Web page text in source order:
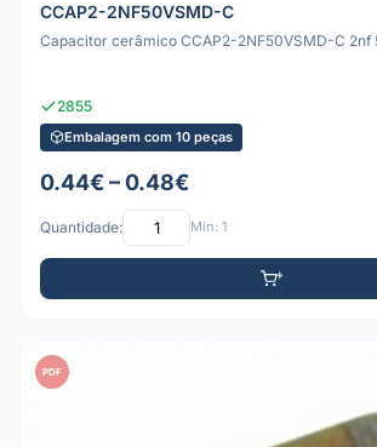
CCAP2-2NF50VSMD-C
Capacitor cerâmico CCAP2-2NF50VSMD-C 2nf
2855
Embalagem com 10 peças
0.44€ – 0.48€
Quantidade: Mín: 1
PDF